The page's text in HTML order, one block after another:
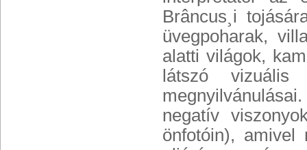
Brâncus¸i
üvegpoharak,
alatti világok,
látszó
negatív
önfotóin), amivel